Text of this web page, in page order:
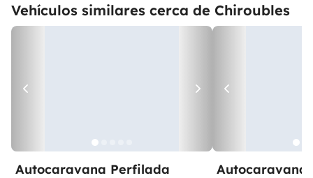
Vehículos similares cerca de Chiroubles
Autocaravana Perfilada Autocaravana